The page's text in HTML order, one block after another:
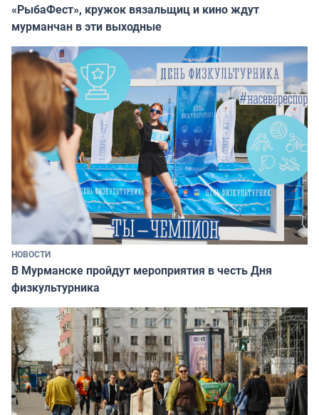
«РыбаФест», кружок вязальщиц и кино ждут
мурманчан в эти выходные
НОВОСТИ
В Мурманске пройдут мероприятия в честь Дня
физкультурника